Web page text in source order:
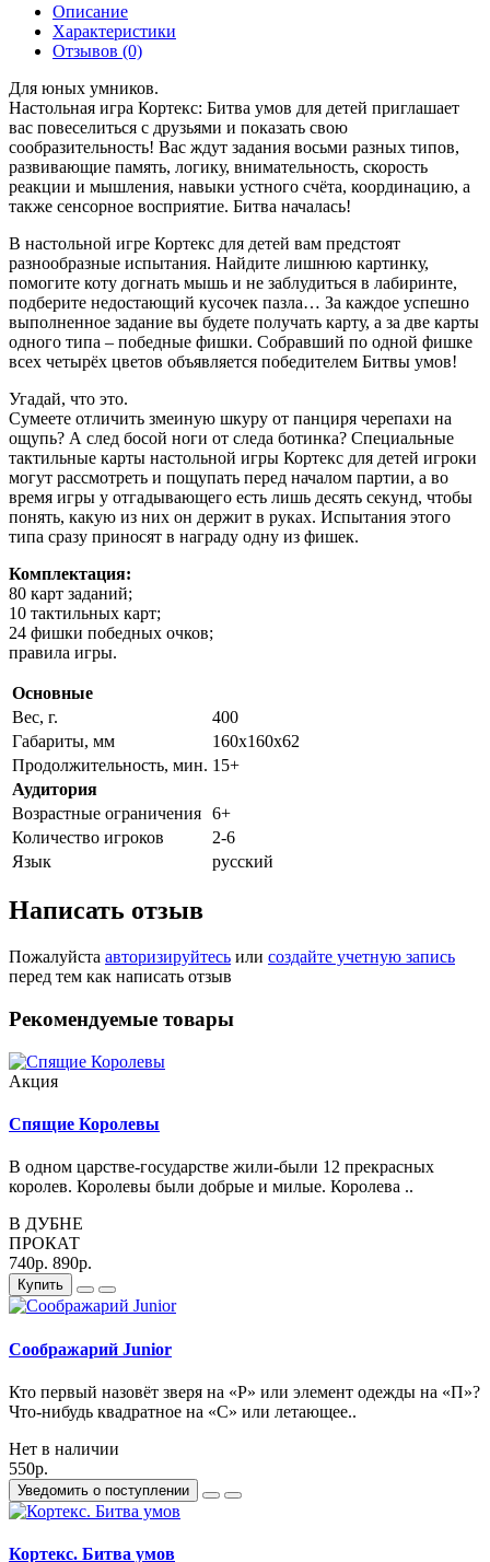
Описание
Характеристики
Отзывов (0)
Для юных умников.
Настольная игра Кортекс: Битва умов для детей приглашает
вас повеселиться с друзьями и показать свою
сообразительность! Вас ждут задания восьми разных типов,
развивающие память, логику, внимательность, скорость
реакции и мышления, навыки устного счёта, координацию, а
также сенсорное восприятие. Битва началась!
В настольной игре Кортекс для детей вам предстоят
разнообразные испытания. Найдите лишнюю картинку,
помогите коту догнать мышь и не заблудиться в лабиринте,
подберите недостающий кусочек пазла… За каждое успешно
выполненное задание вы будете получать карту, а за две карты
одного типа – победные фишки. Собравший по одной фишке
всех четырёх цветов объявляется победителем Битвы умов!
Угадай, что это.
Сумеете отличить змеиную шкуру от панциря черепахи на
ощупь? А след босой ноги от следа ботинка? Специальные
тактильные карты настольной игры Кортекс для детей игроки
могут рассмотреть и пощупать перед началом партии, а во
время игры у отгадывающего есть лишь десять секунд, чтобы
понять, какую из них он держит в руках. Испытания этого
типа сразу приносят в награду одну из фишек.
Комплектация:
80 карт заданий;
10 тактильных карт;
24 фишки победных очков;
правила игры.
Основные
Вес, г.
400
Габариты, мм
160х160х62
Продолжительность, мин. 15+
Аудитория
Возрастные ограничения 6+
Количество игроков
2-6
Язык
русский
Написать отзыв
Пожалуйста авторизируйтесь или создайте учетную запись
перед тем как написать отзыв
Рекомендуемые товары
Акция
Спящие Королевы
В одном царстве-государстве жили-были 12 прекрасных
королев. Королевы были добрые и милые. Королева ..
В ДУБНЕ
ПРОКАТ
740р. 890р.
Купить
Соображарий Junior
Кто первый назовёт зверя на «Р» или элемент одежды на «П»?
Что-нибудь квадратное на «С» или летающее..
Нет в наличии
550р.
Уведомить о поступлении
Кортекс. Битва умов